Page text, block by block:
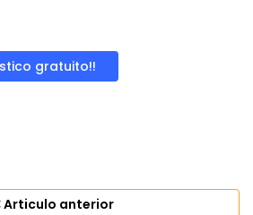
gratuito!!
Articulo anterior